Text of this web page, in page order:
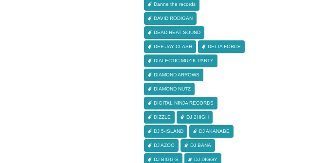
Danne the records
DAVID RODIGAN
DEAD HEAT SOUND
DEE JAY CLASH DELTA FORCE
DIALECTIC MUZIK PARTY
DIAMOND ARROWS
DIAMOND NUTZ
DIGITAL NINJA RECORDS
DIZZLE DJ 2HIGH
DJ 5-ISLAND DJ AKANABE
DJ AZOO DJ BANA
DJ BIGG-S DJ DIGGY